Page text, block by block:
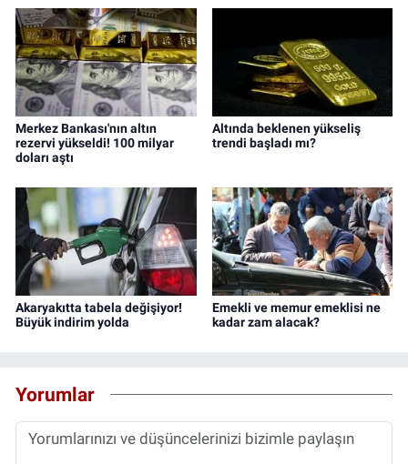
Merkez Bankası'nın altın
rezervi yükseldi! 100 milyar
doları aştı
Altında beklenen yükseliş
trendi başladı mı?
Akaryakıtta tabela değişiyor!
Büyük indirim yolda
Emekli ve memur emeklisi ne
kadar zam alacak?
Yorumlar